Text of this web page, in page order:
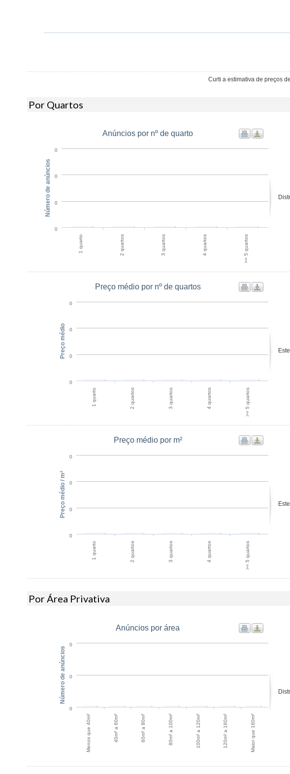
Curti a estimativa de preços
Por Quartos
Anúncios por nº de quarto
1 quarto 2 quartos 3 quartos 4 quartos >= 5 quartos
0
0
0
0
Número de anúncios
Preço médio por nº de quartos
1 quarto 2 quartos 3 quartos 4 quartos >= 5 quartos
0
0
0
0
Preço médio
Preço médio por m²
1 quarto 2 quartos 3 quartos 4 quartos >= 5 quartos
0
0
0
0
Preço médio / m²
Por Área Privativa
Anúncios por área
Menos que 40m² 40m² a 60m² 60m² a 80m² 80m² a 100m² 100m² a 120m² 120m² a 160m² Maior que 160m²
0
0
0
Número de anúncios